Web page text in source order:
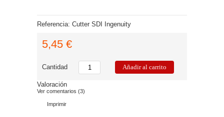
Referencia: Cutter SDI Ingenuity
5,45 €
Cantidad
Valoración
Ver comentarios (3)
Imprimir